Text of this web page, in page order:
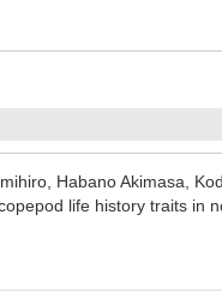
Habano Akimasa,
life history traits in